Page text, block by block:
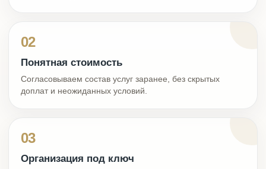
02
Понятная стоимость
Согласовываем состав услуг заранее, без скрытых
доплат и неожиданных условий.
03
Организация под ключ